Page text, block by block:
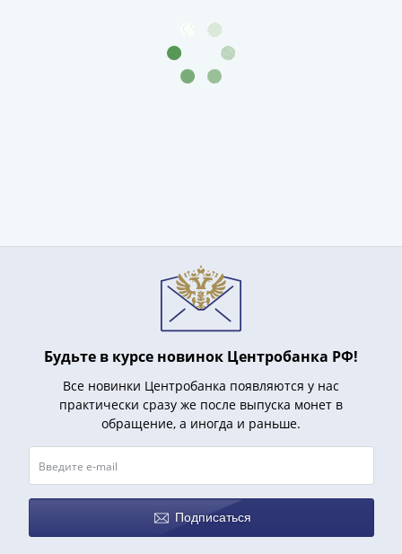
Будьте в курсе новинок Центробанка РФ!
Все новинки Центробанка появляются у нас
практически сразу же после выпуска монет в
обращение, а иногда и раньше.
Подписаться